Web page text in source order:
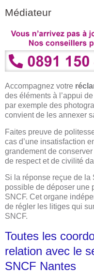
Médiateur
Accompagnez votre
des éléments à l’appui
par exemple des
convient de les annexer
Faites preuve de
cas d’une insatisfaction
grandement de
de respect et de civilité
Si la réponse reçue de la
possible de déposer une
SNCF. Cet organe
de régler les litiges qui
SNCF.
Toutes les
relation avec le
SNCF Nantes